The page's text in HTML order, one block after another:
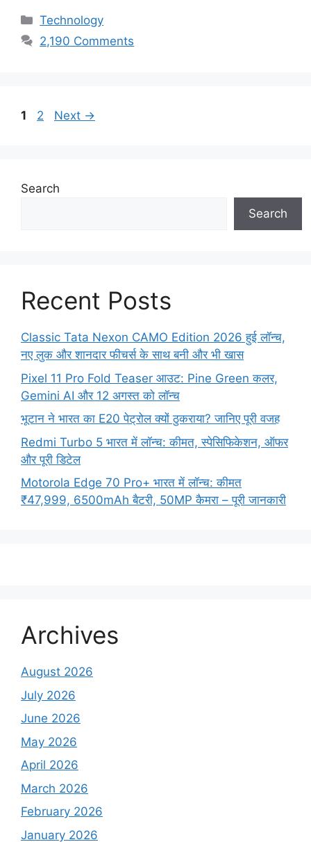
Categories
Technology
2,190 Comments
Page
1 Page
2 Next →
Search
Search
Recent Posts
Classic Tata Nexon CAMO Edition 2026 हुई लॉन्च,
नए लुक और शानदार फीचर्स के साथ बनी और भी खास
Pixel 11 Pro Fold Teaser आउट: Pine Green कलर,
Gemini AI और 12 अगस्त को लॉन्च
भूटान ने भारत का E20 पेट्रोल क्यों ठुकराया? जानिए पूरी वजह
Redmi Turbo 5 भारत में लॉन्च: कीमत, स्पेसिफिकेशन, ऑफर
और पूरी डिटेल
Motorola Edge 70 Pro+ भारत में लॉन्च: कीमत
₹47,999, 6500mAh बैटरी, 50MP कैमरा – पूरी जानकारी
Archives
August 2026
July 2026
June 2026
May 2026
April 2026
March 2026
February 2026
January 2026